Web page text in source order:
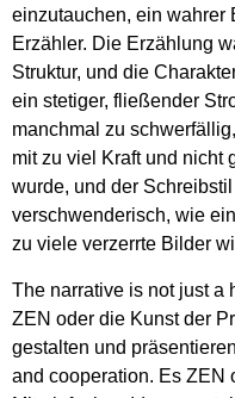
einzutauchen, ein wahrer
Erzähler. Die Erzählung
Struktur, und die
ein stetiger, fließender
manchmal zu
mit zu viel Kraft und nicht
wurde, und der
verschwenderisch, wie
zu viele verzerrte Bilder
The narrative is not just a
ZEN oder die Kunst der
gestalten und
and cooperation. Es ZEN